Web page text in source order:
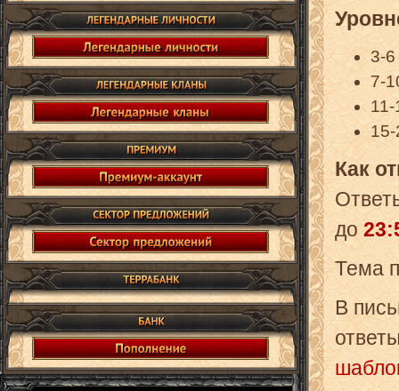
3-6
7-
11-
Как
до
Тема
В